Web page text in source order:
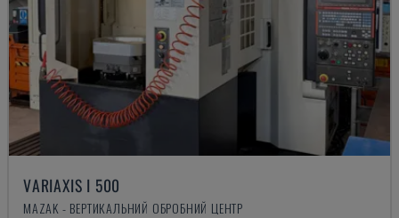
VARIAXIS I 500
MAZAK - ВЕРТИКАЛЬНИЙ ОБРОБНИЙ ЦЕНТР